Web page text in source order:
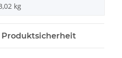
kg
Produktsicherheit